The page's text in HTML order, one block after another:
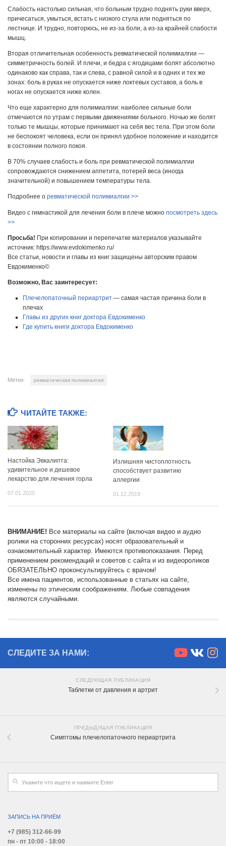
Слабость настолько сильная, что больным трудно поднять руки вверх,
причесаться, умыться, встать с низкого стула или подняться по
лестнице. И трудно, повторюсь, не из-за боли, а из-за крайней слабости
мышц.
Вторая отличительная особенность ревматической полимиалгии —
симметричность болей. И плечи, и бедра с ягодицами болят абсолютно
одинаково как справа, так и слева, с равной силой и в одних и тех же
зонах: боль в руках не опускается ниже локтевых суставов, а боль в
ногах не опускается ниже колен.
Что еще характерно для полимиалгии: наиболее сильные боли
отмечаются по утрам с первыми движениями больного. Ночью же болят
только те мышцы, которые принимают на себя вес тела. При этом боли
не беспокоят человека, если он принял удобное положение и находится
в состоянии полного покоя.
В 70% случаев слабость и боль при ревматической полимиалгии
сопровождаются снижением аппетита, потерей веса (иногда
значительной) и повышением температуры тела.
Подробнее о ревматической полимиалгии >>
Видео с гимнастикой для лечения боли в плече можно посмотреть здесь
>>
Просьба! При копировании и перепечатке материалов указывайте
источник: https://www.evdokimenko.ru/
Все статьи, новости и главы из книг защищены авторским правом
Евдокименко©
Возможно, Вас заинтересует:
Плечелопаточный периартрит — самая частая причина боли в
плечах
Главы из других книг доктора Евдокименко
Где купить книги доктора Евдокименко
Метки: ревматическая полимиалгия
ЧИТАЙТЕ ТАКЖЕ:
Настойка Эвкалипта:
удивительное и дешевое
лекарство для лечения горла
07.01.2020
Излишняя чистоплотность
способствует развитию
аллергии
01.12.2019
ВНИМАНИЕ! Все материалы на сайте (включая видео и аудио
ролики на сторонних ресурсах) носят образовательный и
ознакомительный характер. Имеются противопоказания. Перед
применением рекомендаций и советов с сайта и из видеороликов
ОБЯЗАТЕЛЬНО проконсультируйтесь с врачом!
Все имена пациентов, использованные в статьях на сайте,
изменены по этическим соображениям. Любые совпадения
являются случайными.
СЛЕДИТЕ ЗА НАМИ:
СЛЕДУЮЩАЯ ПУБЛИКАЦИЯ
Таблетки от давления и артрит
ПРЕДЫДУЩАЯ ПУБЛИКАЦИЯ
Симптомы плечелопаточного периартрита
ЗАПИСЬ НА ПРИЁМ
+7 (985) 312-66-99
пн - пт 10:00 - 18:00